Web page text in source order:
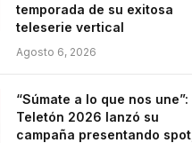
temporada de su exitosa
teleserie vertical
Agosto 6, 2026
“Súmate a lo que nos une”:
Teletón 2026 lanzó su
campaña presentando spot,